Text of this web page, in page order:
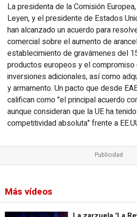
La presidenta de la Comisión
Leyen, y el presidente de Estados
han alcanzado un acuerdo para
comercial sobre el aumento de
establecimiento de gravámenes del
productos europeos y el
inversiones adicionales, así como
y armamento. Un pacto que desde
califican como "el principal acuerdo
aunque consideran que la UE ha
competitividad absoluta" frente a
Más vídeos